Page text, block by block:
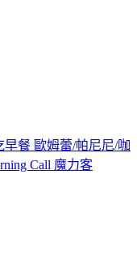
餐 歐姆蕾/帕尼尼/咖
Call 魔力客